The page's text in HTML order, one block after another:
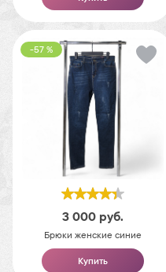
-57 %
3 000 руб.
Брюки женские синие
Купить